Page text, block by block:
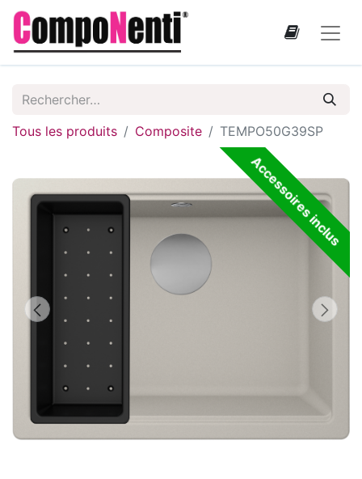
Tous les produits Composite TEMPO50G39SP
Accessoires inclus